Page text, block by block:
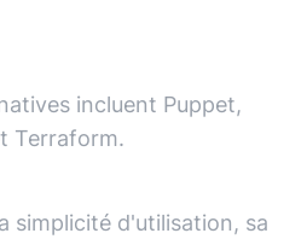
incluent Puppet,
Terraform.
simplicité d'utilisation, sa